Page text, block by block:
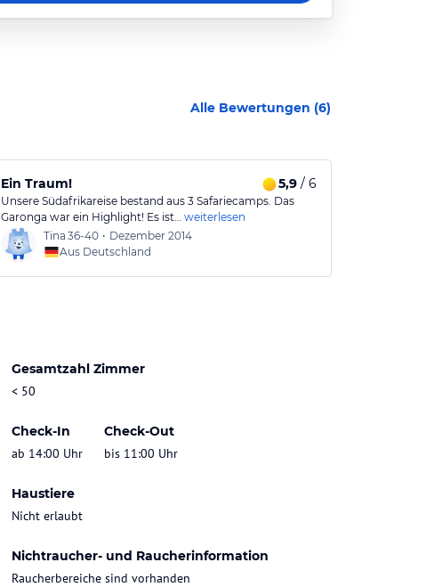
Alle Bewertungen (6)
Ein Traum! 5,9/ 6
Unsere Südafrikareise bestand aus 3 Safariecamps. Das
Garonga war ein Highlight! Es ist… weiterlesen
Tina 36-40 • Dezember 2014
Aus Deutschland
Gesamtzahl Zimmer
< 50
Check-In
ab 14:00 Uhr
Check-Out
bis 11:00 Uhr
Haustiere
Nicht erlaubt
Nichtraucher- und Raucherinformation
Raucherbereiche sind vorhanden